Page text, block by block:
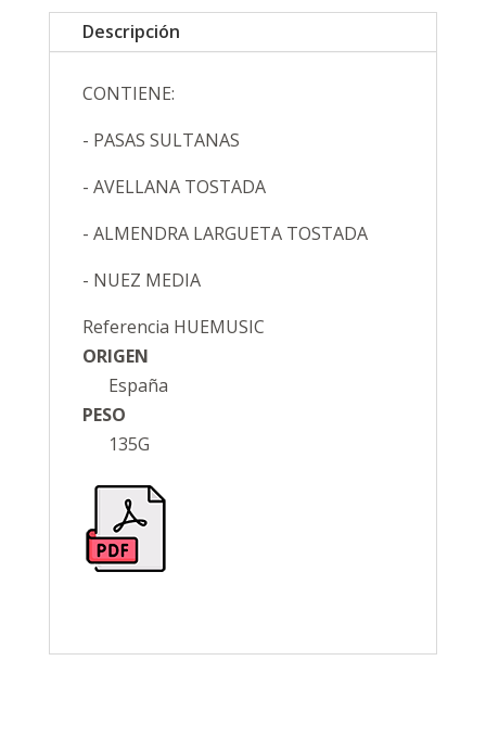
Descripción
CONTIENE:
- PASAS SULTANAS
- AVELLANA TOSTADA
- ALMENDRA LARGUETA TOSTADA
- NUEZ MEDIA
Referencia HUEMUSIC
ORIGEN
España
PESO
135G